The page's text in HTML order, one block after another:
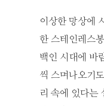
이상한 망상에
한 스테인레스
백인 시대에 바
씩 스며나오기
리 속에 있다는